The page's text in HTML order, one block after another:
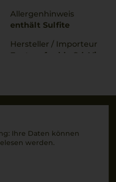
Allergenhinweis
enthält Sulfite
Hersteller / Importeur
Fontanafredda Srl, Via
Land
Füllmenge
Ihre Daten können
werden.